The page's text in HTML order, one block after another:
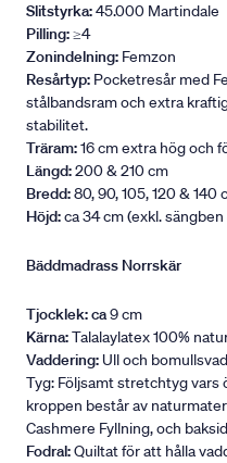
Slitstyrka:45.000 Martindale
Pilling:≥4
Zonindelning: Femzon
Resårtyp: Pocketresår med
stålbandsram och extra
stabilitet.
Träram:16 cm extra hög och
Längd:200 & 210 cm
Bredd:80, 90, 105, 120 & 140
Höjd:ca 34 cm (exkl.
Bäddmadrass Norrskär
Tjocklek: ca9 cm
Kärna:Talalaylatex 100%
Vaddering: Ull och
Tyg: Följsamt stretchtyg vars
kroppen består av
Cashmere Fyllning, och
Fodral:Quiltat för att hålla